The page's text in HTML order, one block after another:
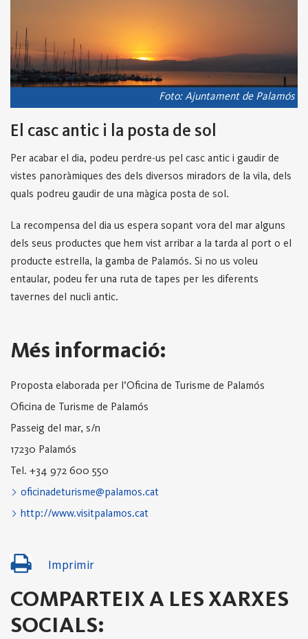
Foto: Ajuntament de Palamós
El casc antic i la posta de sol
Per acabar el dia, podeu perdre-us pel casc antic i gaudir de
vistes panoràmiques des dels diversos miradors de la vila, dels
quals podreu gaudir de una màgica posta de sol.
La recompensa del dia us espera sopant vora del mar alguns
dels seus productes que hem vist arribar a la tarda al port o el
producte estrella, la gamba de Palamós. Si no us voleu
entaular, podeu fer una ruta de tapes per les diferents
tavernes del nucli antic.
Més informació:
Proposta elaborada per l’Oficina de Turisme de Palamós
Oficina de Turisme de Palamós
Passeig del mar, s/n
17230 Palamós
Tel. +34 972 600 550
oficinadeturisme@palamos.cat
http://www.visitpalamos.cat
Imprimir
COMPARTEIX A LES XARXES
SOCIALS: